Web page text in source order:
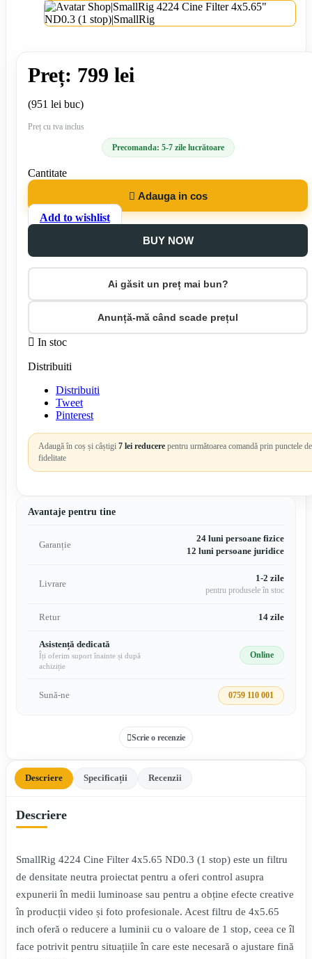
Avantaje pentru tine
Garanție
24 luni persoane fizice
12 luni persoane juridice
Livrare
1-2 zile
pentru produsele în stoc
Retur 14 zile
Asistență dedicată
Îți oferim suport înainte și după
achiziție
Online
Sună-ne 0759 110 001
Scrie o recenzie
Preț: 799 lei
(951 lei buc)
Preț cu tva inclus
Precomanda: 5-7 zile lucrătoare
Cantitate
 Adauga in cos
Add to wishlist
BUY NOW
Ai găsit un preț mai bun?
Anunță-mă când scade prețul
 In stoc
Distribuiti
Distribuiti
Tweet
Pinterest
Adaugă în coș și câștigi 7 lei reducere pentru următoarea comandă prin punctele de
fidelitate
Descriere Specificații Recenzii
Descriere
SmallRig 4224 Cine Filter 4x5.65 ND0.3 (1 stop) este un filtru
de densitate neutra proiectat pentru a oferi control asupra
expunerii în medii luminoase sau pentru a obține efecte creative
în producții video și foto profesionale. Acest filtru de 4x5.65
inch oferă o reducere a luminii cu o valoare de 1 stop, ceea ce îl
face potrivit pentru situațiile în care este necesară o ajustare fină